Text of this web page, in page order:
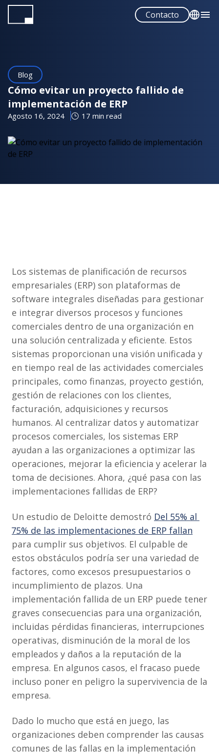
Pasar
Contacto
Portuguese
Blog
Cómo evitar un proyecto fallido de
implementación de ERP
Agosto 16, 2024 17 min read
Los sistemas de planificación de recursos
empresariales (ERP) son plataformas de
software integrales diseñadas para gestionar
e integrar diversos procesos y funciones
comerciales dentro de una organización en
una solución centralizada y eficiente. Estos
sistemas proporcionan una visión unificada y
en tiempo real de las actividades comerciales
principales, como finanzas, proyecto gestión,
gestión de relaciones con los clientes,
facturación, adquisiciones y recursos
humanos. Al centralizar datos y automatizar
procesos comerciales, los sistemas ERP
ayudan a las organizaciones a optimizar las
operaciones, mejorar la eficiencia y acelerar la
toma de decisiones. Ahora, ¿qué pasa con las
implementaciones fallidas de ERP?
Un estudio de Deloitte demostró Del 55% al ​​
75% de las implementaciones de ERP fallan
para cumplir sus objetivos. El culpable de
estos obstáculos podría ser una variedad de
factores, como excesos presupuestarios o
incumplimiento de plazos. Una
implementación fallida de un ERP puede tener
graves consecuencias para una organización,
incluidas pérdidas financieras, interrupciones
operativas, disminución de la moral de los
empleados y daños a la reputación de la
empresa. En algunos casos, el fracaso puede
incluso poner en peligro la supervivencia de la
empresa.
Dado lo mucho que está en juego, las
organizaciones deben comprender las causas
comunes de las fallas en la implementación